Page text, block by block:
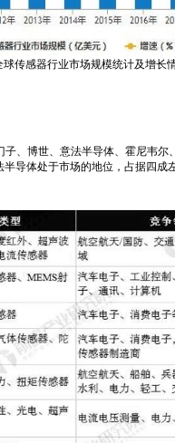
球传感器行业市场规模统计及增长
博世、意法半导体、霍尼韦尔
导体处于市场的地位，占据四